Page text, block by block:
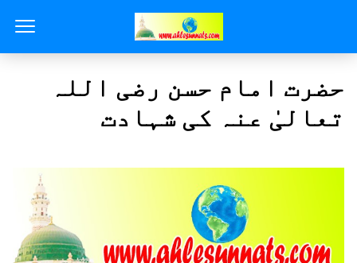
حضرت امام حسن رضی اللہ
تعالیٰ عنہ کی شہادت